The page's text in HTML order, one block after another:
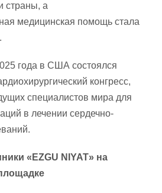
страны, а
медицинская помощь стала
года в США состоялся
конгресс,
специалистов мира для
в лечении сердечно-
«EZGU NIYAT» на